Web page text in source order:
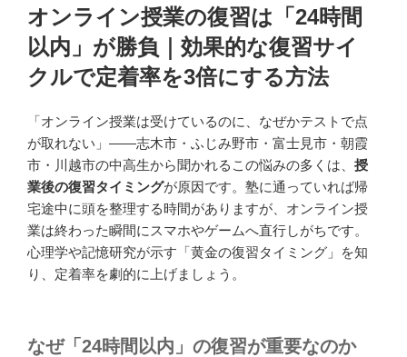
日:
オンライン授業の復習は「24時間
以内」が勝負｜効果的な復習サイ
クルで定着率を3倍にする方法
「オンライン授業は受けているのに、なぜかテストで点
が取れない」——志木市・ふじみ野市・富士見市・朝霞
市・川越市の中高生から聞かれるこの悩みの多くは、 授
業後の復習タイミングが原因です。塾に通っていれば帰
宅途中に頭を整理する時間がありますが、オンライン授
業は終わった瞬間にスマホやゲームへ直行しがちです。
心理学や記憶研究が示す「黄金の復習タイミング」を知
り、定着率を劇的に上げましょう。
なぜ「24時間以内」の復習が重要なのか